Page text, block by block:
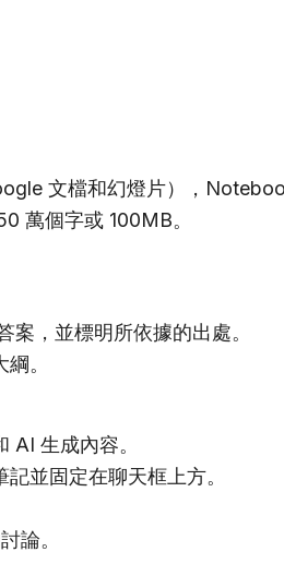
文檔和幻燈片），
萬個字或 100MB。
，並標明所依據的出處。
。
AI 生成內容。
並固定在聊天框上方。
論。